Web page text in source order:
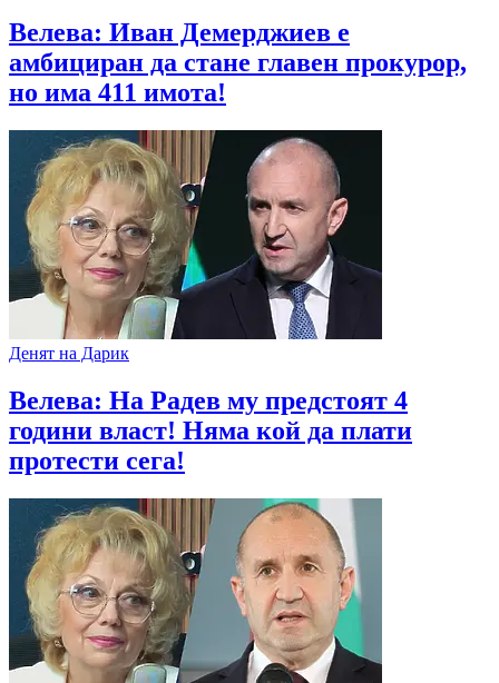
Велева: Иван Демерджиев е
амбициран да стане главен прокурор,
но има 411 имота!
Денят на Дарик
Велева: На Радев му предстоят 4
години власт! Няма кой да плати
протести сега!